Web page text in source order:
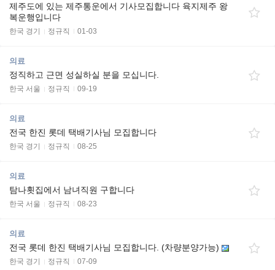
제주도에 있는 제주통운에서 기사모집합니다 육지제주 왕
복운행입니다
한국 경기 정규직 01-03
의료
정직하고 근면 성실하실 분을 모십니다.
한국 서울 정규직 09-19
의료
전국 한진 롯데 택배기사님 모집합니다
한국 경기 정규직 08-25
의료
탐나횟집에서 남녀직원 구합니다
한국 서울 정규직 08-23
의료
전국 롯데 한진 택배기사님 모집합니다. (차량분양가능)
한국 경기 정규직 07-09